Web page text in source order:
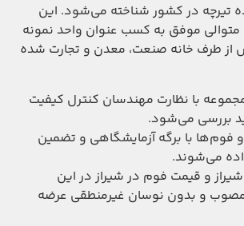
تیرچه در کشور شناخته می‌شود. این
در ۵ سال متوالی موفق به کسب عنوان واحد نمونه
از طرف خانه صنعت، معدن و تجارت شده
با نظارت مهندسان کنترل کیفیت
بررسی می‌شود.
فوم‌ها با برگه آزمایشگاهی و تضمین
می‌شوند.
و قیمت فوم در شیراز در این
و بدون نوسان غیرمنطقی عرضه